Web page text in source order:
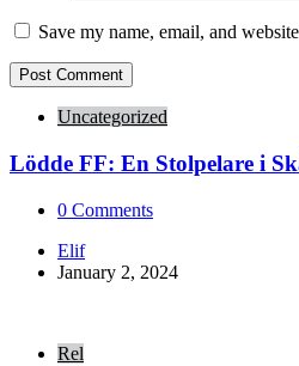
Save my name, email, and
Uncategorized
Lödde FF: En Stolpelare i
0 Comments
Posted
by
Elif
January 2, 2024
Rel